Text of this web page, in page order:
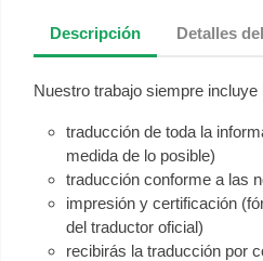
Descripción Detalles
Nuestro trabajo siempre
traducción de toda la
medida de lo posible)
traducción conforme a las
impresión y certificación
del traductor oficial)
recibirás la traducción por